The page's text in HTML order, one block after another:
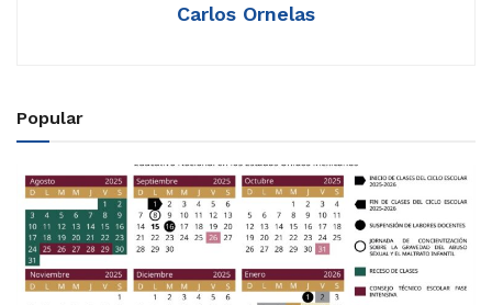
Carlos Ornelas
Popular